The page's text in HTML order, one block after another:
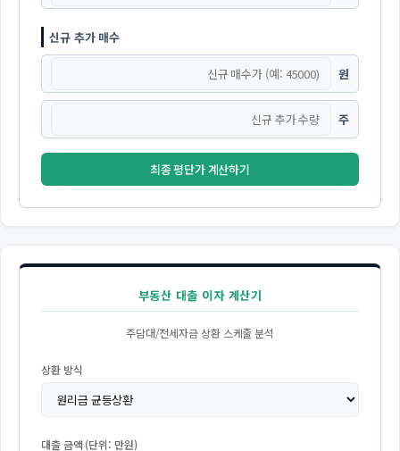
신규 추가 매수
원
주
최종 평단가 계산하기
부동산 대출 이자 계산기
주담대/전세자금 상환 스케줄 분석
상환 방식
대출 금액 (단위: 만원)